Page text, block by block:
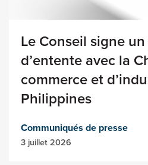
Le Conseil signe
d’entente avec la
commerce et
Philippines
Communiqués de presse
3 juillet 2026